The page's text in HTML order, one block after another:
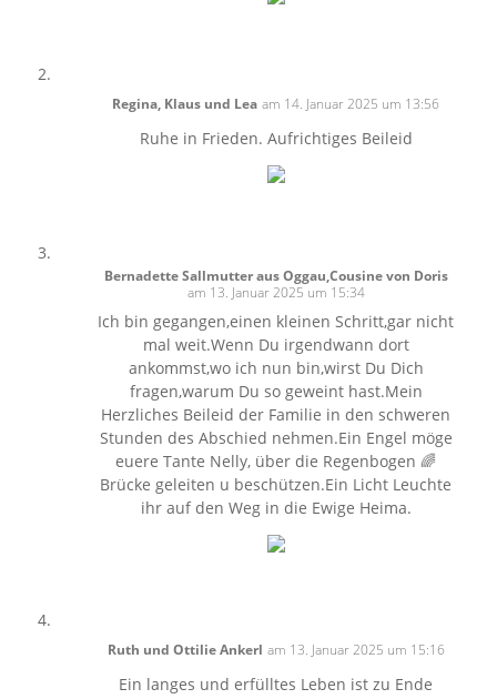
Regina, Klaus und Lea am 14. Januar 2025 um 13:56
Ruhe in Frieden. Aufrichtiges Beileid
Bernadette Sallmutter aus Oggau,Cousine von Doris
am 13. Januar 2025 um 15:34
Ich bin gegangen,einen kleinen Schritt,gar nicht
mal weit.Wenn Du irgendwann dort
ankommst,wo ich nun bin,wirst Du Dich
fragen,warum Du so geweint hast.Mein
Herzliches Beileid der Familie in den schweren
Stunden des Abschied nehmen.Ein Engel möge
euere Tante Nelly, über die Regenbogen 🌈
Brücke geleiten u beschützen.Ein Licht Leuchte
ihr auf den Weg in die Ewige Heima.
Ruth und Ottilie Ankerl am 13. Januar 2025 um 15:16
Ein langes und erfülltes Leben ist zu Ende